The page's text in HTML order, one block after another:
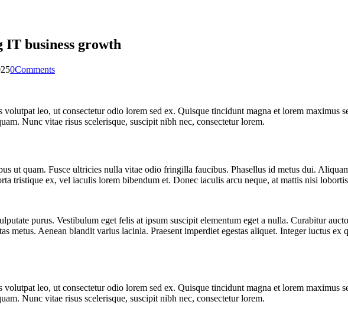
business growth
0Comments
volutpat leo, ut consectetur odio lorem sed ex. Quisque tincidunt magna et lorem maximus
Nunc vitae risus scelerisque, suscipit nibh nec, consectetur lorem.
ut quam. Fusce ultricies nulla vitae odio fringilla faucibus. Phasellus id metus dui.
tristique ex, vel iaculis lorem bibendum et. Donec iaculis arcu neque, at mattis nisi
purus. Vestibulum eget felis at ipsum suscipit elementum eget a nulla. Curabitur
metus. Aenean blandit varius lacinia. Praesent imperdiet egestas aliquet. Integer luctus ex
volutpat leo, ut consectetur odio lorem sed ex. Quisque tincidunt magna et lorem maximus
Nunc vitae risus scelerisque, suscipit nibh nec, consectetur lorem.